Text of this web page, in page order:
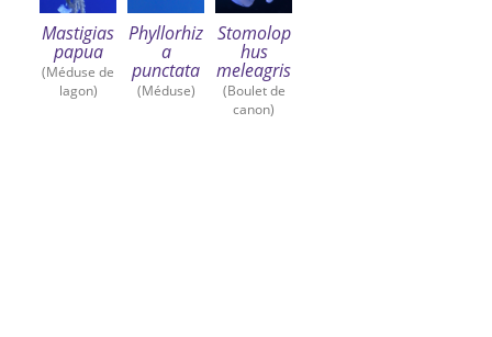
Mastigias
papua
(Méduse de
lagon)
Phyllorhiz
a
punctata
(Méduse)
Stomolop
hus
meleagris
(Boulet de
canon)